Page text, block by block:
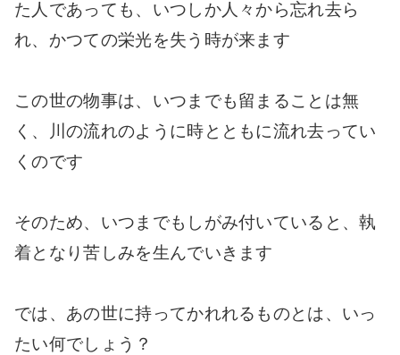
た人であっても、いつしか人々から忘れ去ら
れ、かつての栄光を失う時が来ます
この世の物事は、いつまでも留まることは無
く、川の流れのように時とともに流れ去ってい
くのです
そのため、いつまでもしがみ付いていると、執
着となり苦しみを生んでいきます
では、あの世に持ってかれれるものとは、いっ
たい何でしょう？